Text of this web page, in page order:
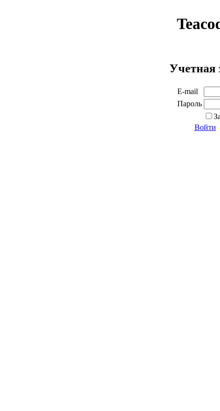
Учетная
E-mail
Пароль
Войти